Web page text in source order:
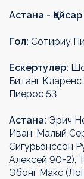
Астана - Қайсар
Гол: Сотириу
Ескертулер:
Битанг
Пиерос 53
Астана: Эрич
Иван, Малый
Сигурьонссон
Алексей 90+2),
Эбонг Макс